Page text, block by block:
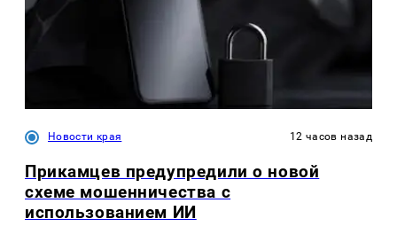
Новости края 12 часов назад
Прикамцев предупредили о новой
схеме мошенничества с
использованием ИИ